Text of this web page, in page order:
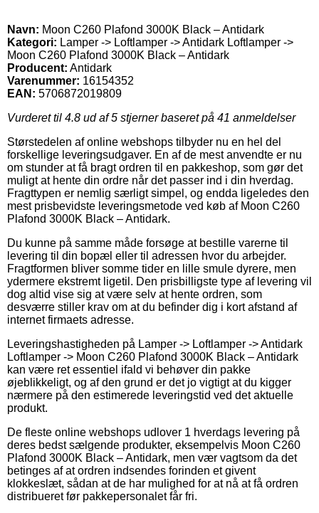
Navn: Moon C260 Plafond 3000K Black – Antidark
Kategori: Lamper -> Loftlamper -> Antidark Loftlamper ->
Moon C260 Plafond 3000K Black – Antidark
Producent: Antidark
Varenummer: 16154352
EAN: 5706872019809
Vurderet til 4.8 ud af 5 stjerner baseret på 41 anmeldelser
Størstedelen af online webshops tilbyder nu en hel del
forskellige leveringsudgaver. En af de mest anvendte er nu
om stunder at få bragt ordren til en pakkeshop, som gør det
muligt at hente din ordre når det passer ind i din hverdag.
Fragttypen er nemlig særligt simpel, og endda ligeledes den
mest prisbevidste leveringsmetode ved køb af Moon C260
Plafond 3000K Black – Antidark.
Du kunne på samme måde forsøge at bestille varerne til
levering til din bopæl eller til adressen hvor du arbejder.
Fragtformen bliver somme tider en lille smule dyrere, men
ydermere ekstremt ligetil. Den prisbilligste type af levering vil
dog altid vise sig at være selv at hente ordren, som
desværre stiller krav om at du befinder dig i kort afstand af
internet firmaets adresse.
Leveringshastigheden på Lamper -> Loftlamper -> Antidark
Loftlamper -> Moon C260 Plafond 3000K Black – Antidark
kan være ret essentiel ifald vi behøver din pakke
øjeblikkeligt, og af den grund er det jo vigtigt at du kigger
nærmere på den estimerede leveringstid ved det aktuelle
produkt.
De fleste online webshops udlover 1 hverdags levering på
deres bedst sælgende produkter, eksempelvis Moon C260
Plafond 3000K Black – Antidark, men vær vagtsom da det
betinges af at ordren indsendes forinden et givent
klokkeslæt, sådan at de har mulighed for at nå at få ordren
distribueret før pakkepersonalet får fri.